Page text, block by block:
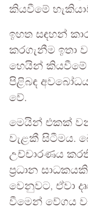
කියවීමේ
ඉහත සඳහන්
කරගැනීම ඉතා
හෙයින් කියවීමේ
පිළිබඳ
වේ.
මෙයින් එකක්
වැළකී සිටීමය.
උච්චාරණය
ප්‍රධාන
වෙනුවට, ඒවා
වීමෙන් වේගය